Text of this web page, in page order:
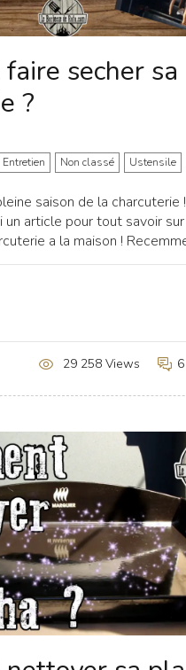
secher sa
?
Entretien Non classé Ustensile
saison de la charcuterie
un article pour tout savoir
a la maison !
29 258 Views